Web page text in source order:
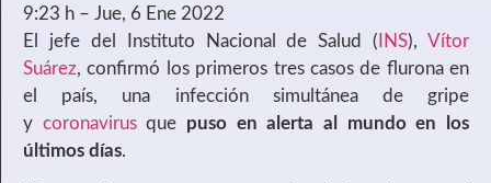
9:23 h – Jue, 6 Ene 2022
El jefe del Instituto Nacional de Salud ( INS), Vítor
Suárez, confirmó los primeros tres casos de flurona en
el país, una infección simultánea de gripe
y coronavirusque puso en alerta al mundo en los
últimos días.